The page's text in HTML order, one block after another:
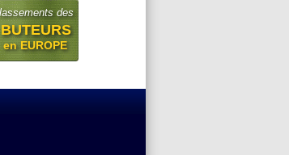
des
BUTEURS
en EUROPE